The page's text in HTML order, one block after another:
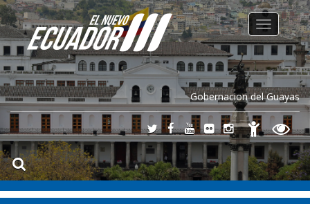
Gobernacion del Guayas
Toggle
navigation